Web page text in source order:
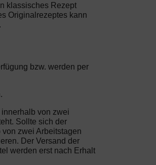
klassisches Rezept
Originalrezeptes kann
bzw. werden per
von zwei
Sollte sich der
zwei Arbeitstagen
Der Versand der
werden erst nach Erhalt